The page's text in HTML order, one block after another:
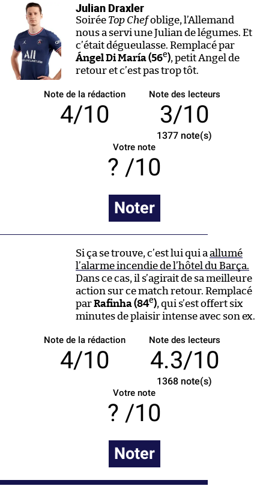
Julian Draxler
Soirée Top Chefoblige, l’Allemand
nous a servi une Julian de légumes. Et
c’était dégueulasse. Remplacé par
Ángel Di María (56e), petit Angel de
retour et c’est pas trop tôt.
Note de la rédaction
4/10
Note des lecteurs
3/10
1377 note(s)
Votre note
/10
Noter
Si ça se trouve, c’est lui qui a allumé
l’alarme incendie de l’hôtel du Barça.
Dans ce cas, il s’agirait de sa meilleure
action sur ce match retour. Remplacé
parRafinha (84e), qui s’est offert six
minutes de plaisir intense avec son ex.
Note de la rédaction
4/10
Note des lecteurs
4.3/10
1368 note(s)
Votre note
/10
Noter